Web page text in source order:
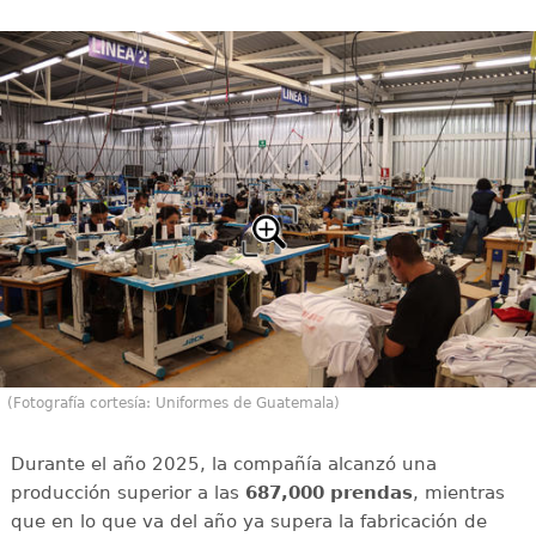
(Fotografía cortesía: Uniformes de Guatemala)
Durante el año 2025, la compañía alcanzó una
producción superior a las 687,000 prendas, mientras
que en lo que va del año ya supera la fabricación de